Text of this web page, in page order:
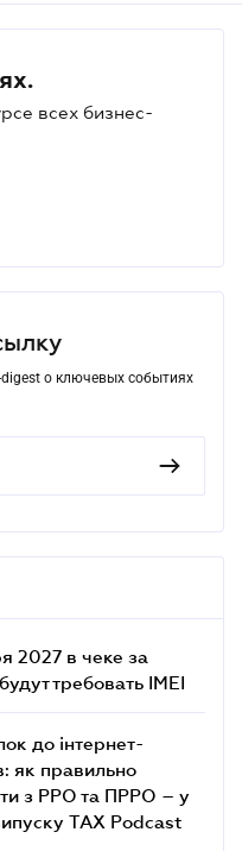
всех бизнес-
о ключевых событиях
2027 в чеке за
требовать IMEI
до інтернет-
як правильно
з РРО та ПРРО – у
TAX Podcast